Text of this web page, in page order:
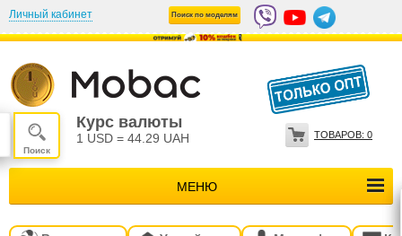
Личный кабинет Поиск по моделям
Курс валюты
1 USD = 44.29 UAH
МЕНЮ
ТОВАРОВ: 0